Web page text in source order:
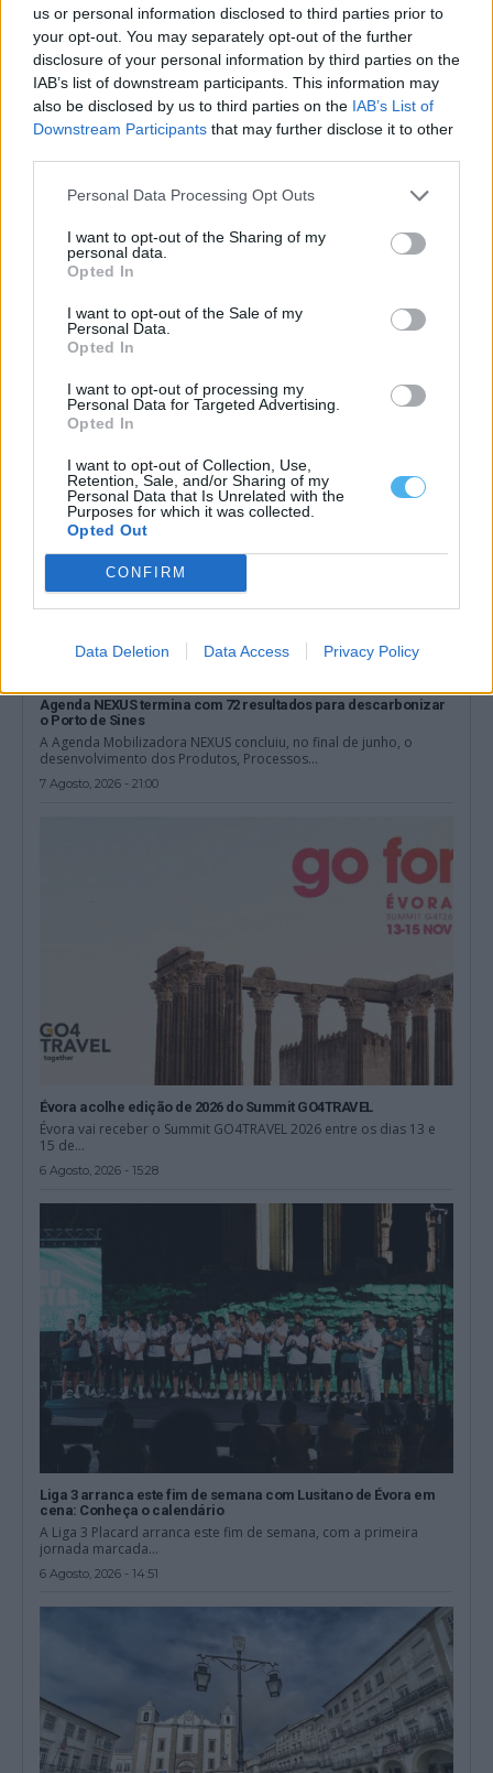
us or personal information disclosed to third parties prior to
your opt-out. You may separately opt-out of the further
disclosure of your personal information by third parties on the
IAB’s list of downstream participants. This information may
also be disclosed by us to third parties on the IAB’s List of
Downstream Participants that may further disclose it to other
Personal Data Processing Opt Outs
I want to opt-out of the Sharing of my
personal data.
Opted In
I want to opt-out of the Sale of my
Personal Data.
Opted In
I want to opt-out of processing my
Personal Data for Targeted Advertising.
Opted In
I want to opt-out of Collection, Use,
Retention, Sale, and/or Sharing of my
Personal Data that Is Unrelated with the
Purposes for which it was collected.
Opted Out
CONFIRM
Data Deletion Data Access Privacy Policy
comercial em Évora
A Autoridade de Segurança Alimentar e Económica (ASAE)
determinou a suspensão da atividade de...
8 Agosto, 2026 - 00:31
Agenda NEXUS termina com 72 resultados para descarbonizar
o Porto de Sines
A Agenda Mobilizadora NEXUS concluiu, no final de junho, o
desenvolvimento dos Produtos, Processos...
7 Agosto, 2026 - 21:00
Évora acolhe edição de 2026 do Summit GO4TRAVEL
Évora vai receber o Summit GO4TRAVEL 2026 entre os dias 13 e
15 de...
6 Agosto, 2026 - 15:28
Liga 3 arranca este fim de semana com Lusitano de Évora em
cena: Conheça o calendário
A Liga 3 Placard arranca este fim de semana, com a primeira
jornada marcada...
6 Agosto, 2026 - 14:51